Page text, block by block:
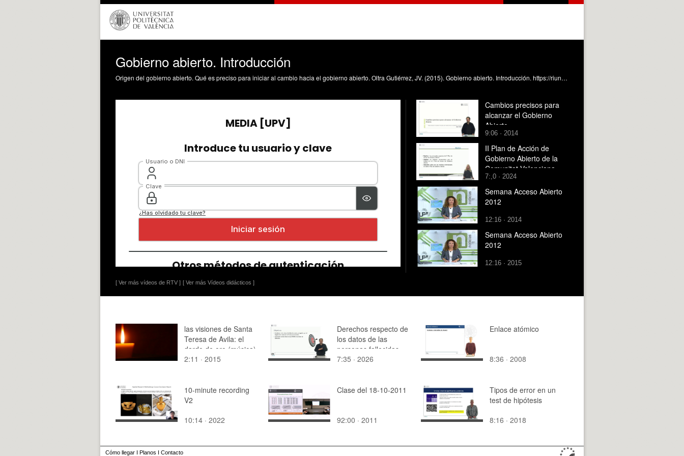
Gobierno abierto. Introducción
Origen del gobierno abierto. Qué es preciso para iniciar al cambio hacia el gobierno abierto. Oltra Gutiérrez, JV. (2015). Gobierno abierto. Introducción. https://riunet.upv.es/handle/10251/52383
[ Ver más vídeos de RTV ] [ Ver más Vídeos didácticos ]
Cambios precisos para
alcanzar el Gobierno
Abierto
9:06 · 2014
II Plan de Acción de
Gobierno Abierto de la
Comunitat Valenciana
2024-2027
7:,0 · 2024
Semana Acceso Abierto
2012
12:16 · 2014
Semana Acceso Abierto
2012
12:16 · 2015
las visiones de Santa
Teresa de Avila: el
dardo de oro (música)
2:11 · 2015
Derechos respecto de
los datos de las
personas fallecidas
7:35 · 2026
Enlace atómico
8:36 · 2008
10-minute recording
V2
10:14 · 2022
Clase del 18-10-2011
92:00 · 2011
Tipos de error en un
test de hipótesis
8:16 · 2018
Cómo llegar I Planos I Contacto